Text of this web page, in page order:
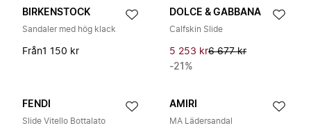
BIRKENSTOCK
Sandaler med hög klack
Från1 150 kr
DOLCE & GABBANA
Calfskin Slide
5 253 kr6 677 kr
-21%
FENDI
Slide Vitello Bottalato
AMIRI
MA Lädersandal